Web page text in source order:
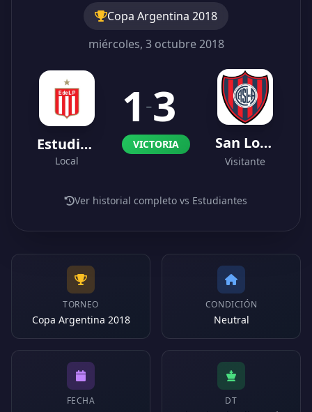
Copa Argentina 2018
miércoles, 3 octubre 2018
Estudiantes
Local
1 -3
VICTORIA San Lorenzo
Visitante
Ver historial completo vs Estudiantes
TORNEO
Copa Argentina 2018
CONDICIÓN
Neutral
FECHA DT